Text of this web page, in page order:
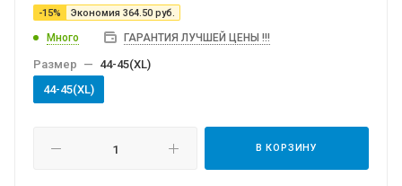
-15% Экономия 364.50 руб.
Много ГАРАНТИЯ ЛУЧШЕЙ ЦЕНЫ !!!
Размер — 44-45(XL)
44-45(XL)
В КОРЗИНУ